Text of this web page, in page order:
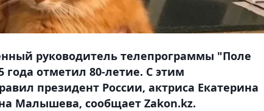
руководитель телепрограммы "Поле
отметил 80-летие. С этим
президент России, актриса Екатерина
Малышева, сообщает Zakon.kz.